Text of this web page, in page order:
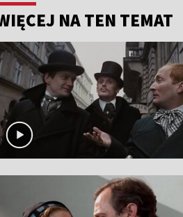
NA TEN TEMAT